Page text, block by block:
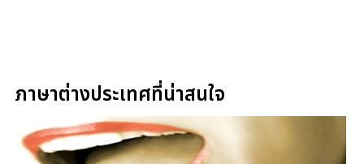
ภาษาต่างประเทศที่น่าสนใจ